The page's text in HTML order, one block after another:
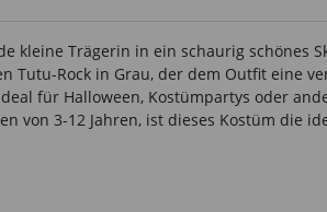
Trägerin in ein schaurig schönes
Rock in Grau, der dem Outfit eine
für Halloween, Kostümpartys oder
von 3-12 Jahren, ist dieses Kostüm die